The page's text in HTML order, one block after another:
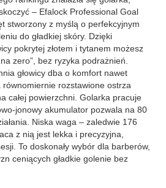
– Efalock Professional Goal
stworzony z myślą o perfekcyjnym
do gładkiej skóry. Dzięki
pokrytej złotem i tytanem możesz
zero”, bez ryzyka podrażnień.
głowicy dba o komfort nawet
rozstawione ostrza
całej powierzchni. Golarka pracuje
jonowy akumulator pozwala na 80
Niska waga – zaledwie 176
z nią jest lekka i precyzyjna,
To doskonały wybór dla barberów,
ceniących gładkie golenie bez